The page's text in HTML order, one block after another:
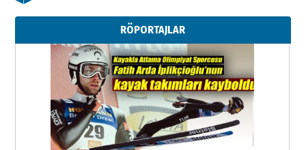
Metin Külünk: Aileyi Korumak
Geleceği Korumaktır
11 Mayıs 2026 Pazartesi
RÖPORTAJLAR